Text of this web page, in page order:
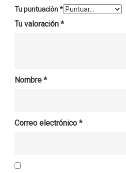
Tu puntuación*
Tu valoración *
Nombre *
Correo electrónico *